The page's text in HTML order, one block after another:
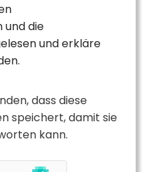
und die
und erkläre
dass diese
speichert, damit sie
kann.